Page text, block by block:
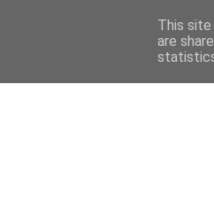
This
are